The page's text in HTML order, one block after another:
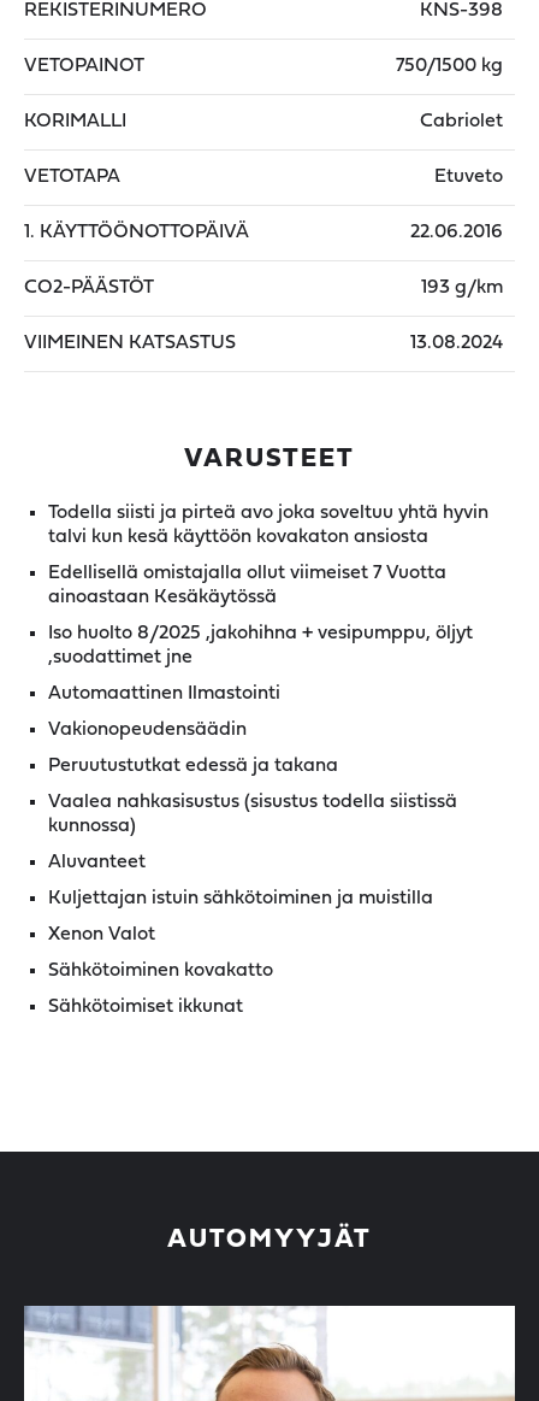
REKISTERINUMERO KNS-398
VETOPAINOT 750/1500 kg
KORIMALLI Cabriolet
VETOTAPA Etuveto
1. KÄYTTÖÖNOTTOPÄIVÄ 22.06.2016
CO2-PÄÄSTÖT 193 g/km
VIIMEINEN KATSASTUS 13.08.2024
VARUSTEET
Todella siisti ja pirteä avo joka soveltuu yhtä hyvin
talvi kun kesä käyttöön kovakaton ansiosta
Edellisellä omistajalla ollut viimeiset 7 Vuotta
ainoastaan Kesäkäytössä
Iso huolto 8/2025 ,jakohihna + vesipumppu, öljyt
,suodattimet jne
Automaattinen Ilmastointi
Vakionopeudensäädin
Peruutustutkat edessä ja takana
Vaalea nahkasisustus (sisustus todella siistissä
kunnossa)
Aluvanteet
Kuljettajan istuin sähkötoiminen ja muistilla
Xenon Valot
Sähkötoiminen kovakatto
Sähkötoimiset ikkunat
AUTOMYYJÄT